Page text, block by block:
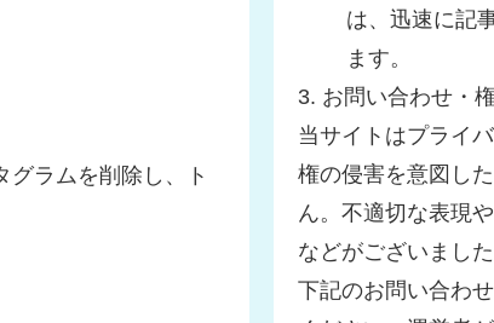
ラムを削除し、ト
は、迅速に記
ます。
3. お問い合わせ・
当サイトはプライ
権の侵害を意図し
ん。不適切な表現
などがございまし
下記のお問い合わ